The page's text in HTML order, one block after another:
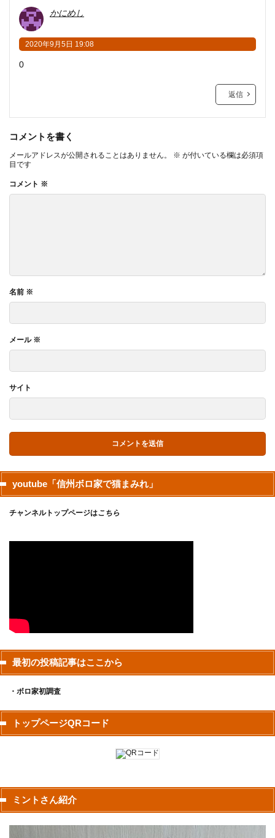
かにめし
2020年9月5日 19:08
0
返信
コメントを書く
メールアドレスが公開されることはありません。 ※ が付いている欄は必須項
目です
コメント ※
名前 ※
メール ※
サイト
youtube「信州ボロ家で猫まみれ」
チャンネルトップページはこちら
最初の投稿記事はここから
・ボロ家初調査
トップページQRコード
ミントさん紹介